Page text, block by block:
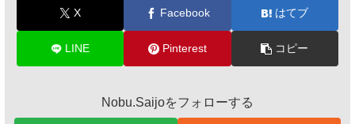
X Facebook はてブ
LINE Pinterest コピー
Nobu.Saijoをフォローする